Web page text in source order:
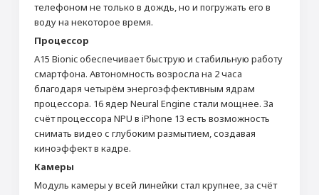
телефоном не только в дождь, но и погружать его в
воду на некоторое время.
Процессор
A15 Bionic обеспечивает быструю и стабильную работу
смартфона. Автономность возросла на 2 часа
благодаря четырём энергоэффективным ядрам
процессора. 16 ядер Neural Engine стали мощнее. За
счёт процессораNPU вiPhone 13 есть возможность
снимать видео с глубоким размытием, создавая
киноэффект в кадре.
Камеры
Модуль камеры у всей линейки стал крупнее, за счёт